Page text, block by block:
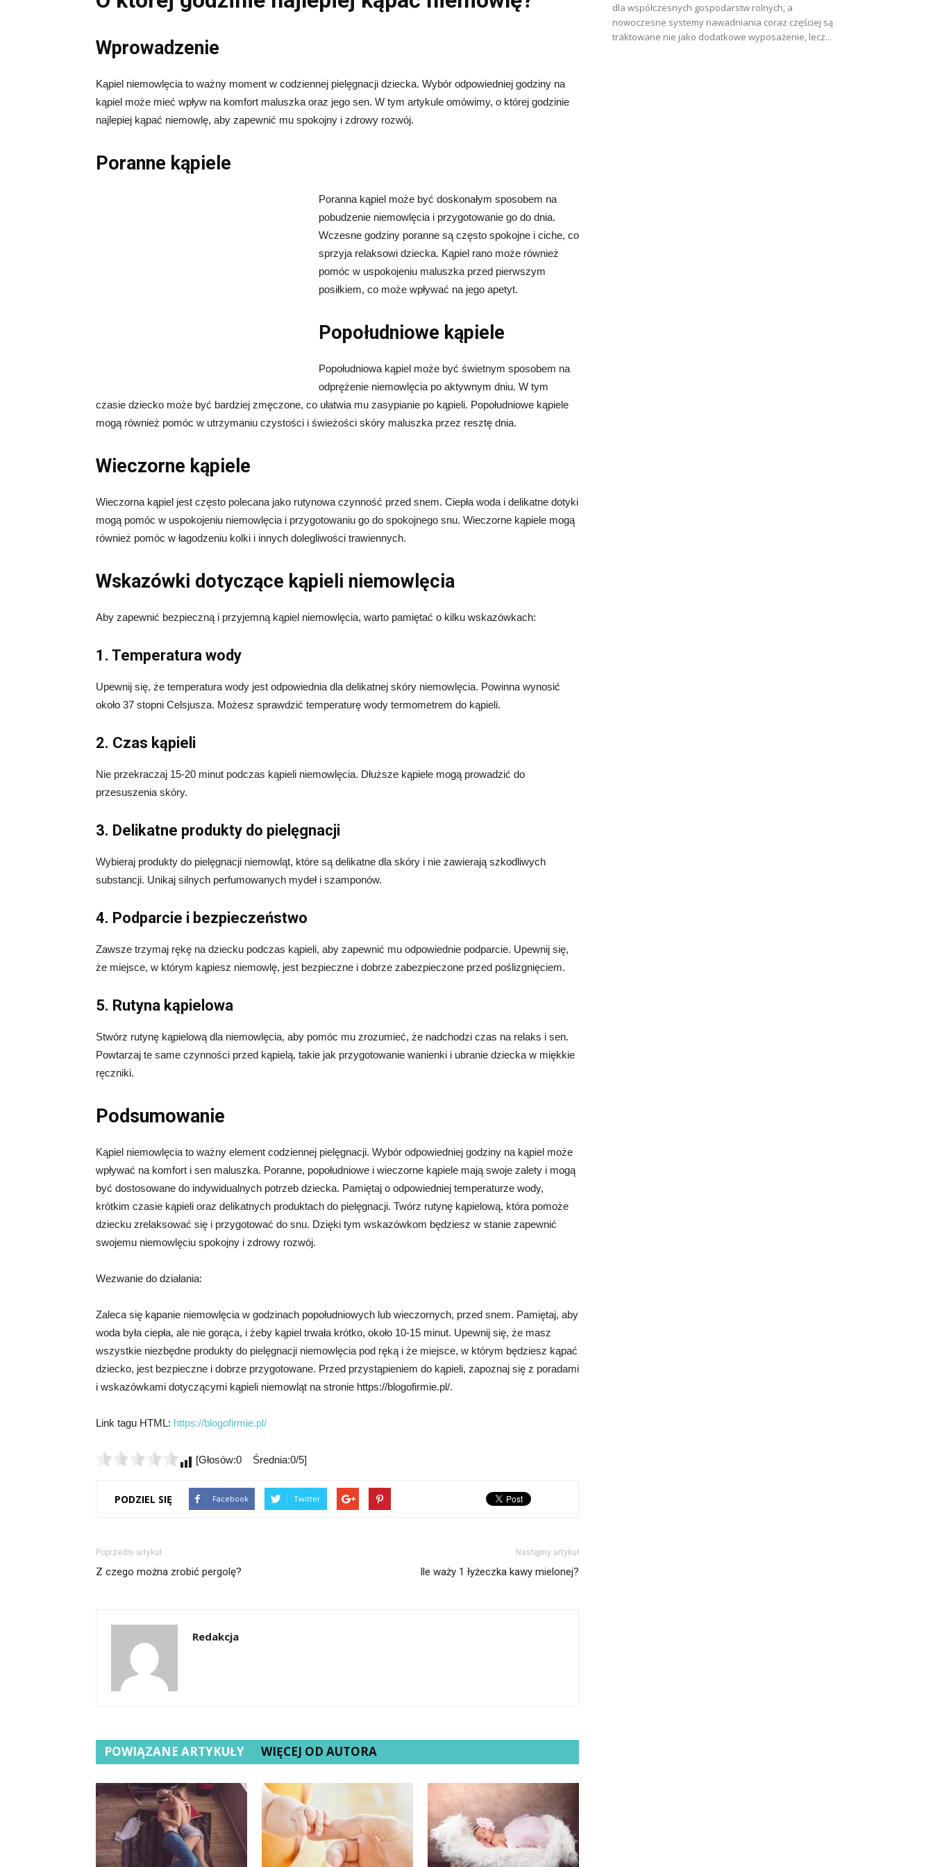
Wprowadzenie
Kąpiel niemowlęcia to ważny moment w codziennej pielęgnacji dziecka. Wybór odpowiedniej godziny na
kąpiel może mieć wpływ na komfort maluszka oraz jego sen. W tym artykule omówimy, o której godzinie
najlepiej kąpać niemowlę, aby zapewnić mu spokojny i zdrowy rozwój.
Poranne kąpiele
Poranna kąpiel może być doskonałym sposobem na
pobudzenie niemowlęcia i przygotowanie go do dnia.
Wczesne godziny poranne są często spokojne i ciche, co
sprzyja relaksowi dziecka. Kąpiel rano może również
pomóc w uspokojeniu maluszka przed pierwszym
posiłkiem, co może wpływać na jego apetyt.
Popołudniowe kąpiele
Popołudniowa kąpiel może być świetnym sposobem na
odprężenie niemowlęcia po aktywnym dniu. W tym
czasie dziecko może być bardziej zmęczone, co ułatwia mu zasypianie po kąpieli. Popołudniowe kąpiele
mogą również pomóc w utrzymaniu czystości i świeżości skóry maluszka przez resztę dnia.
Wieczorne kąpiele
Wieczorna kąpiel jest często polecana jako rutynowa czynność przed snem. Ciepła woda i delikatne dotyki
mogą pomóc w uspokojeniu niemowlęcia i przygotowaniu go do spokojnego snu. Wieczorne kąpiele mogą
również pomóc w łagodzeniu kolki i innych dolegliwości trawiennych.
Wskazówki dotyczące kąpieli niemowlęcia
Aby zapewnić bezpieczną i przyjemną kąpiel niemowlęcia, warto pamiętać o kilku wskazówkach:
1. Temperatura wody
Upewnij się, że temperatura wody jest odpowiednia dla delikatnej skóry niemowlęcia. Powinna wynosić
około 37 stopni Celsjusza. Możesz sprawdzić temperaturę wody termometrem do kąpieli.
2. Czas kąpieli
Nie przekraczaj 15-20 minut podczas kąpieli niemowlęcia. Dłuższe kąpiele mogą prowadzić do
przesuszenia skóry.
3. Delikatne produkty do pielęgnacji
Wybieraj produkty do pielęgnacji niemowląt, które są delikatne dla skóry i nie zawierają szkodliwych
substancji. Unikaj silnych perfumowanych mydeł i szamponów.
4. Podparcie i bezpieczeństwo
Zawsze trzymaj rękę na dziecku podczas kąpieli, aby zapewnić mu odpowiednie podparcie. Upewnij się,
że miejsce, w którym kąpiesz niemowlę, jest bezpieczne i dobrze zabezpieczone przed poślizgnięciem.
5. Rutyna kąpielowa
Stwórz rutynę kąpielową dla niemowlęcia, aby pomóc mu zrozumieć, że nadchodzi czas na relaks i sen.
Powtarzaj te same czynności przed kąpielą, takie jak przygotowanie wanienki i ubranie dziecka w miękkie
ręczniki.
Podsumowanie
Kąpiel niemowlęcia to ważny element codziennej pielęgnacji. Wybór odpowiedniej godziny na kąpiel może
wpływać na komfort i sen maluszka. Poranne, popołudniowe i wieczorne kąpiele mają swoje zalety i mogą
być dostosowane do indywidualnych potrzeb dziecka. Pamiętaj o odpowiedniej temperaturze wody,
krótkim czasie kąpieli oraz delikatnych produktach do pielęgnacji. Twórz rutynę kąpielową, która pomoże
dziecku zrelaksować się i przygotować do snu. Dzięki tym wskazówkom będziesz w stanie zapewnić
swojemu niemowlęciu spokojny i zdrowy rozwój.
Wezwanie do działania:
Zaleca się kąpanie niemowlęcia w godzinach popołudniowych lub wieczornych, przed snem. Pamiętaj, aby
woda była ciepła, ale nie gorąca, i żeby kąpiel trwała krótko, około 10-15 minut. Upewnij się, że masz
wszystkie niezbędne produkty do pielęgnacji niemowlęcia pod ręką i że miejsce, w którym będziesz kąpać
dziecko, jest bezpieczne i dobrze przygotowane. Przed przystąpieniem do kąpieli, zapoznaj się z poradami
i wskazówkami dotyczącymi kąpieli niemowląt na stronie https://blogofirmie.pl/.
Link tagu HTML: https://blogofirmie.pl/
[Głosów:0 Średnia:0/5]
PODZIEL SIĘ Facebook Twitter
Poprzedni artykuł
Z czego można zrobić pergolę?
Następny artykuł
Ile waży 1 łyżeczka kawy mielonej?
Redakcja
POWIĄZANE ARTYKUŁY WIĘCEJ OD AUTORA
dla współczesnych gospodarstw rolnych, a
nowoczesne systemy nawadniania coraz częściej są
traktowane nie jako dodatkowe wyposażenie, lecz...